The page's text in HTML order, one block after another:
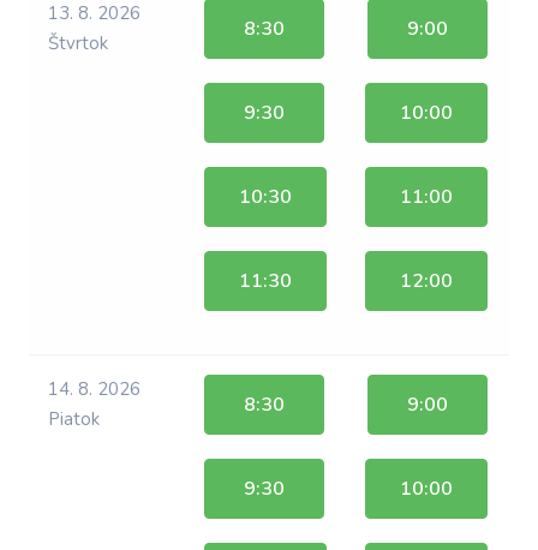
13. 8. 2026
Štvrtok
8:30 9:00
9:30 10:00
10:30 11:00
11:30 12:00
14. 8. 2026
Piatok
8:30 9:00
9:30 10:00